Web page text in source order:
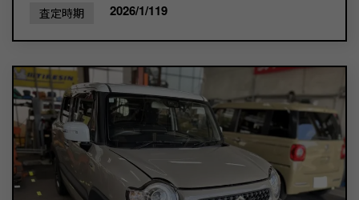
査定時期 2026/1/119